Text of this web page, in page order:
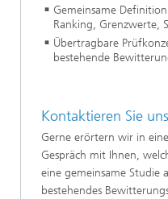
Gemeinsame
Ranking, Grenzwerte,
Übertragbare
bestehende
Kontaktieren Sie
Gerne erörtern wir in
Gespräch mit Ihnen,
eine gemeinsame
bestehendes